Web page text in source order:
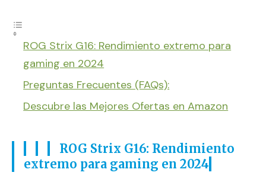
ROG Strix G16: Rendimiento extremo para
gaming en 2024
Preguntas Frecuentes (FAQs):
Descubre las Mejores Ofertas en Amazon
ROG Strix G16: Rendimiento
extremo para gaming en 2024